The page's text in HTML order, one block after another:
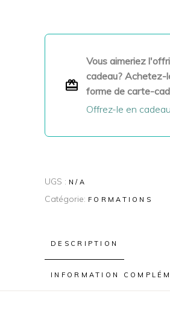
Vous aimeriez
cadeau? Achetez-
forme de carte-
Offrez-le en cadeau
UGS : N/A
Catégorie: FORMATIONS
DESCRIPTION
INFORMATION